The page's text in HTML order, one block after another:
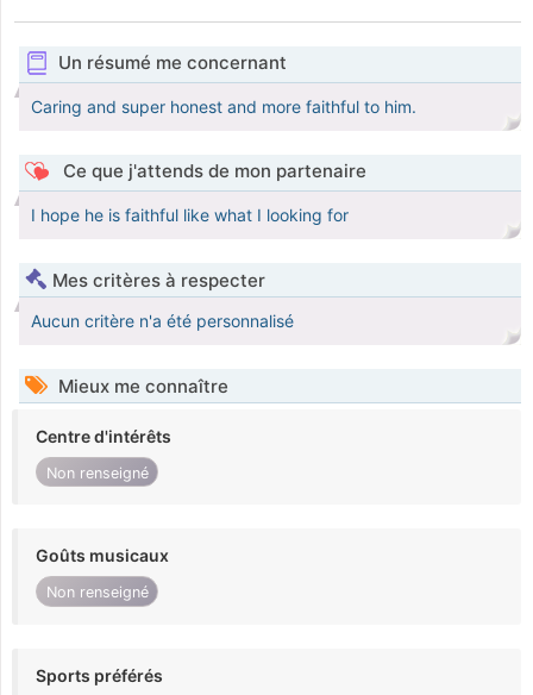
Un résumé me concernant
Caring and super honest and more faithful to him.
Ce que j'attends de mon partenaire
I hope he is faithful like what I looking for
Mes critères à respecter
Aucun critère n'a été personnalisé
Mieux me connaître
Centre d'intérêts
Non renseigné
Goûts musicaux
Non renseigné
Sports préférés